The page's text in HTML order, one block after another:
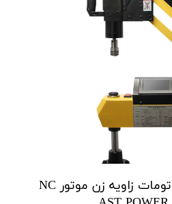
قلاویز زن برقی M16 اتومات زاویه زن موتور NC